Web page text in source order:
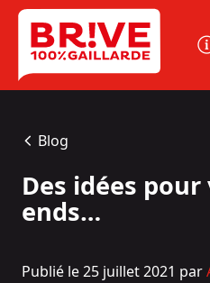
Panneau de gestion des cookies
Blog
Des idées pour
ends…
Publié le 25 juillet 2021 par